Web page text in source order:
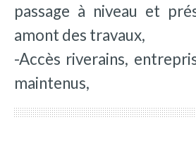
passage à niveau et
amont des travaux,
-Accès riverains,
maintenus,